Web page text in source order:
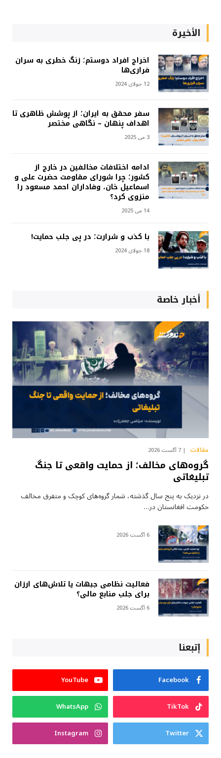
الأخيرة
اخراج افراد دوستم؛ زنگ خطری به سران
فراری‌ها
12 جولای 2024
سفر محقق به ایران؛ از پوشش ظاهری تا
اهداف پنهان – نگاهی مختصر
3 می 2025
ادامه اختلافات مخالفین در خارج از
کشور؛ چرا شورای مقاومت حضرت علی و
اسماعیل خان، وفاداران احمد مسعود را
منزوی کرد؟
14 می 2025
با کذب و شرارت؛ در پی جلب حمایت!
18 جولای 2024
أخبار خاصة
مقالات 7 آگست 2026
گروه‌های مخالف؛ از حمایت واقعی تا جنگ
تبلیغاتی
در نزدیک به پنج سال گذشته، شمار گروه‌های کوچک و متفرق مخالف
حکومت افغانستان در…
6 آگست 2026
فعالیت نظامی جبهات یا تلاش‌های ارزان
برای جلب منابع مالی؟
6 آگست 2026
إتبعنا
Facebook
YouTube
TikTok
WhatsApp
Twitter
Instagram